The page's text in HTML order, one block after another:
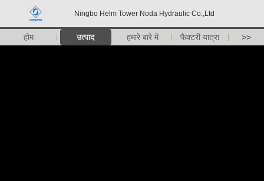
Ningbo Helm Tower Noda Hydraulic Co.,Ltd
होम उत्पाद हमारे बारे में फैक्टरी यात्रा >>